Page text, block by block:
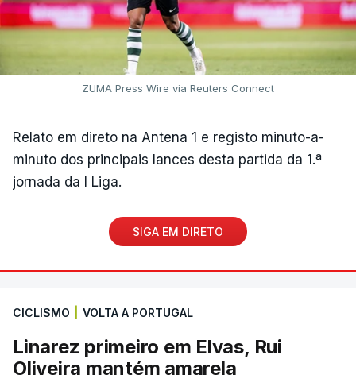
ZUMA Press Wire via Reuters Connect
Relato em direto na Antena 1 e registo minuto-a-
minuto dos principais lances desta partida da 1.ª
jornada da I Liga.
SIGA EM DIRETO
CICLISMO VOLTA A PORTUGAL
Linarez primeiro em Elvas, Rui
Oliveira mantém amarela